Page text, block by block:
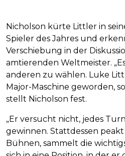
Nicholson kürte Littler in
Spieler des Jahres und
Verschiebung in der
amtierenden Weltmeister.
anderen zu wählen. Luke
Major-Maschine geworden,
stellt Nicholson fest.
„Er versucht nicht, jedes
gewinnen. Stattdessen
Bühnen, sammelt die